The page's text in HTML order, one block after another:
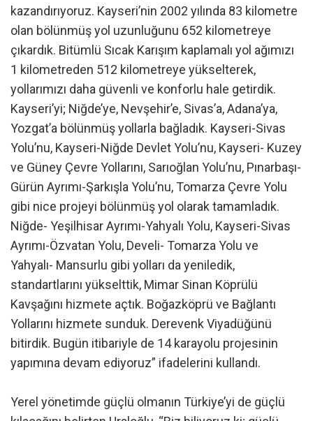
kazandırıyoruz. Kayseri’nin 2002 yılında 83 kilometre
olan bölünmüş yol uzunluğunu 652 kilometreye
çıkardık. Bitümlü Sıcak Karışım kaplamalı yol ağımızı
1 kilometreden 512 kilometreye yükselterek,
yollarımızı daha güvenli ve konforlu hale getirdik.
Kayseri’yi; Niğde’ye, Nevşehir’e, Sivas’a, Adana’ya,
Yozgat’a bölünmüş yollarla bağladık. Kayseri-Sivas
Yolu’nu, Kayseri-Niğde Devlet Yolu’nu, Kayseri- Kuzey
ve Güney Çevre Yollarını, Sarıoğlan Yolu’nu, Pınarbaşı-
Gürün Ayrımı-Şarkışla Yolu’nu, Tomarza Çevre Yolu
gibi nice projeyi bölünmüş yol olarak tamamladık.
Niğde- Yeşilhisar Ayrımı-Yahyalı Yolu, Kayseri-Sivas
Ayrımı-Özvatan Yolu, Develi- Tomarza Yolu ve
Yahyalı- Mansurlu gibi yolları da yeniledik,
standartlarını yükselttik, Mimar Sinan Köprülü
Kavşağını hizmete açtık. Boğazköprü ve Bağlantı
Yollarını hizmete sunduk. Derevenk Viyadüğünü
bitirdik. Bugün itibariyle de 14 karayolu projesinin
yapımına devam ediyoruz” ifadelerini kullandı.
Yerel yönetimde güçlü olmanın Türkiye’yi de güçlü